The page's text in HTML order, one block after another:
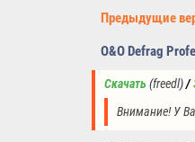
Предыдущие
O&O Defrag
Скачать (freedl)/
Внимание! У